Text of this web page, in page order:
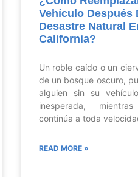
Vehículo Después
Desastre Natural
California?
Un roble caído o un
de un bosque oscuro,
alguien sin su
inesperada,
continúa a toda
READ MORE »